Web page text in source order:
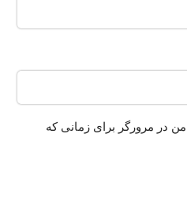
در مرورگر برای زمانی که